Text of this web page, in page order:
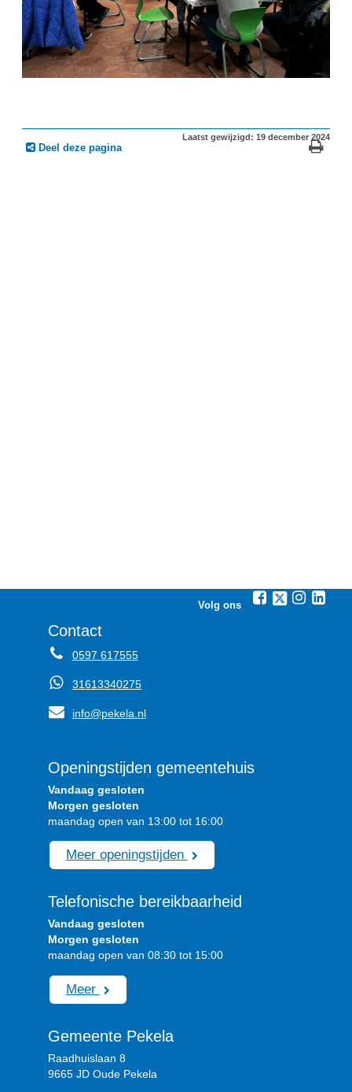
Deel deze pagina
Laatst gewijzigd: 19 december 2024
Volg ons
Contact
0597 617555
31613340275
info@pekela.nl
Openingstijden gemeentehuis
Vandaag gesloten
Morgen gesloten
maandag open van 13:00 tot 16:00
Meer openingstijden
Telefonische bereikbaarheid
Vandaag gesloten
Morgen gesloten
maandag open van 08:30 tot 15:00
Meer
Gemeente Pekela
Raadhuislaan 8
9665 JD Oude Pekela